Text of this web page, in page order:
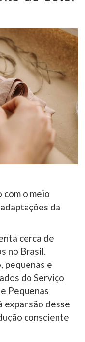
com o meio
da
cerca de
no Brasil.
pequenas e
do Serviço
Pequenas
expansão desse
consciente